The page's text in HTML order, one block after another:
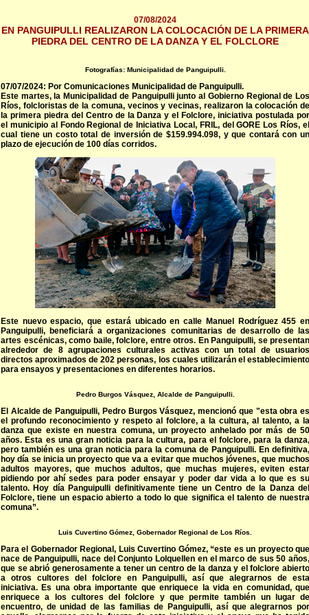
07/08/2024
EN PANGUIPULLI REALIZARON LA COLOCACIÓN DE LA PRIMERA
PIEDRA DEL CENTRO DE LA DANZA Y EL FOLCLORE
Fotografías: Municipalidad de Panguipulli.
07/07/2024: Por Comunicaciones Municipalidad de Panguipulli.
Este martes, la Municipalidad de Panguipulli junto al Gobierno Regional de Los
Ríos, folcloristas de la comuna, vecinos y vecinas, realizaron la colocación de
la primera piedra del Centro de la Danza y el Folclore, iniciativa postulada por
el municipio al Fondo Regional de Iniciativa Local, FRIL, del GORE Los Ríos, el
cual tiene un costo total de inversión de $159.994.098, y que contará con un
plazo de ejecución de 100 días corridos.
Este nuevo espacio, que estará ubicado en calle Manuel Rodríguez 455 en
Panguipulli, beneficiará a organizaciones comunitarias de desarrollo de las
artes escénicas, como baile, folclore, entre otros. En Panguipulli, se presentan
alrededor de 8 agrupaciones culturales activas con un total de usuarios
directos aproximados de 202 personas, los cuales utilizarán el establecimiento
para ensayos y presentaciones en diferentes horarios.
Pedro Burgos Vásquez, Alcalde de Panguipulli.
El Alcalde de Panguipulli, Pedro Burgos Vásquez, mencionó que "esta obra es
el profundo reconocimiento y respeto al folclore, a la cultura, al talento, a la
danza que existe en nuestra comuna, un proyecto anhelado por más de 50
años. Esta es una gran noticia para la cultura, para el folclore, para la danza,
pero también es una gran noticia para la comuna de Panguipulli. En definitiva,
hoy día se inicia un proyecto que va a evitar que muchos jóvenes, que muchos
adultos mayores, que muchos adultos, que muchas mujeres, eviten estar
pidiendo por ahí sedes para poder ensayar y poder dar vida a lo que es su
talento. Hoy día Panguipulli definitivamente tiene un Centro de la Danza del
Folclore, tiene un espacio abierto a todo lo que significa el talento de nuestra
comuna”.
Luis Cuvertino Gómez, Gobernador Regional de Los Ríos.
Para el Gobernador Regional, Luis Cuvertino Gómez, “este es un proyecto que
nace de Panguipulli, nace del Conjunto Lolquellen en el marco de sus 50 años,
que se abrió generosamente a tener un centro de la danza y el folclore abierto
a otros cultores del folclore en Panguipulli, así que alegrarnos de esta
iniciativa. Es una obra importante que enriquece la vida en comunidad, que
enriquece a los cultores del folclore y que permite también un lugar de
encuentro, de unidad de las familias de Panguipulli, así que alegrarnos por